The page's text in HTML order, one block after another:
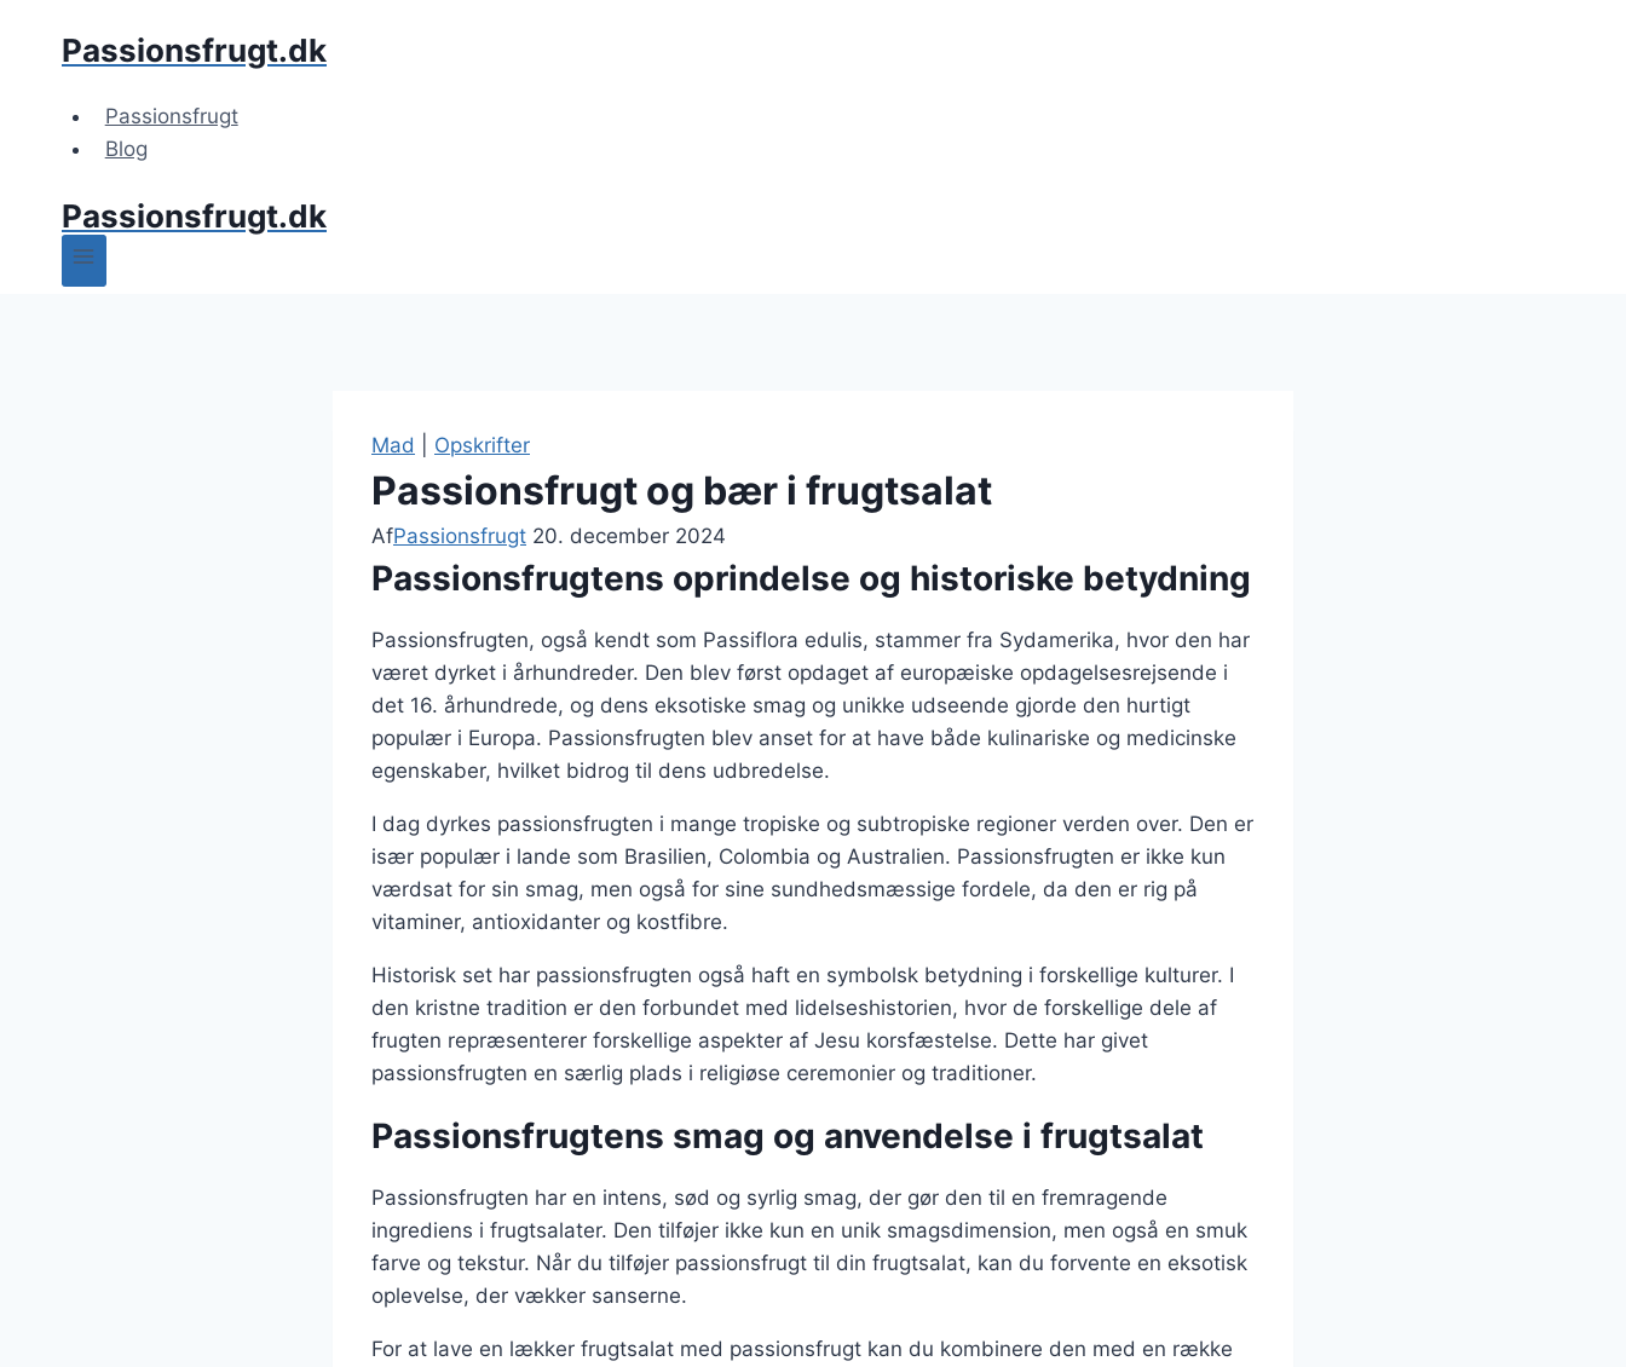
Passionsfrugt.dk
Passionsfrugt
Blog
Passionsfrugt.dk
Mad Opskrifter
Passionsfrugt og bær i frugtsalat
AfPassionsfrugt 20. december 2024
Passionsfrugtens oprindelse og historiske betydning
Passionsfrugten, også kendt som Passiflora edulis, stammer fra Sydamerika, hvor den har
været dyrket i århundreder. Den blev først opdaget af europæiske opdagelsesrejsende i
det 16. århundrede, og dens eksotiske smag og unikke udseende gjorde den hurtigt
populær i Europa. Passionsfrugten blev anset for at have både kulinariske og medicinske
egenskaber, hvilket bidrog til dens udbredelse.
I dag dyrkes passionsfrugten i mange tropiske og subtropiske regioner verden over. Den er
især populær i lande som Brasilien, Colombia og Australien. Passionsfrugten er ikke kun
værdsat for sin smag, men også for sine sundhedsmæssige fordele, da den er rig på
vitaminer, antioxidanter og kostfibre.
Historisk set har passionsfrugten også haft en symbolsk betydning i forskellige kulturer. I
den kristne tradition er den forbundet med lidelseshistorien, hvor de forskellige dele af
frugten repræsenterer forskellige aspekter af Jesu korsfæstelse. Dette har givet
passionsfrugten en særlig plads i religiøse ceremonier og traditioner.
Passionsfrugtens smag og anvendelse i frugtsalat
Passionsfrugten har en intens, sød og syrlig smag, der gør den til en fremragende
ingrediens i frugtsalater. Den tilføjer ikke kun en unik smagsdimension, men også en smuk
farve og tekstur. Når du tilføjer passionsfrugt til din frugtsalat, kan du forvente en eksotisk
oplevelse, der vækker sanserne.
For at lave en lækker frugtsalat med passionsfrugt kan du kombinere den med en række